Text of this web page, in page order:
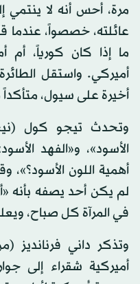
مرة، أحس أنه لا ينتمي
عائلته، خصصواً، عندما
ما إذا كان كورياً، أم
أميركي. واستقل
أخيرة على سيول،
وتحدث تيجو كول
الأسود»، و«الفهد
أهمية اللون الأسود؟»،
لم يكن أحد يصفه بأنه
في المرآة كل صباح،
وتذكر داني
أميركية شقراء إلى